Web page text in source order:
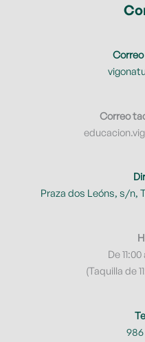
Correo
Praza dos Leóns, s/n,
De
(Taquilla de
986